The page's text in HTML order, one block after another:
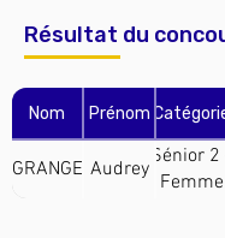
Résultat du
Nom Prénom Catégorie
GRANGE Audrey
Sénior 2 -
Femme